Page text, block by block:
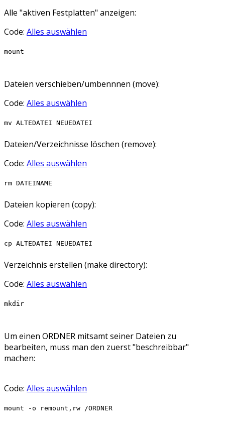
Alle "aktiven Festplatten" anzeigen:
Code: Alles auswählen
mount
Dateien verschieben/umbennnen (move):
Code: Alles auswählen
mv ALTEDATEI NEUEDATEI
Dateien/Verzeichnisse löschen (remove):
Code: Alles auswählen
rm DATEINAME
Dateien kopieren (copy):
Code: Alles auswählen
cp ALTEDATEI NEUEDATEI
Verzeichnis erstellen (make directory):
Code: Alles auswählen
mkdir
Um einen ORDNER mitsamt seiner Dateien zu
bearbeiten, muss man den zuerst "beschreibbar"
machen:
Code: Alles auswählen
mount -o remount,rw /ORDNER